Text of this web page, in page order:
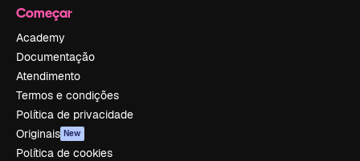
Começar
Academy
Documentação
Atendimento
Termos e condições
Política de privacidade
Originais New
Política de cookies